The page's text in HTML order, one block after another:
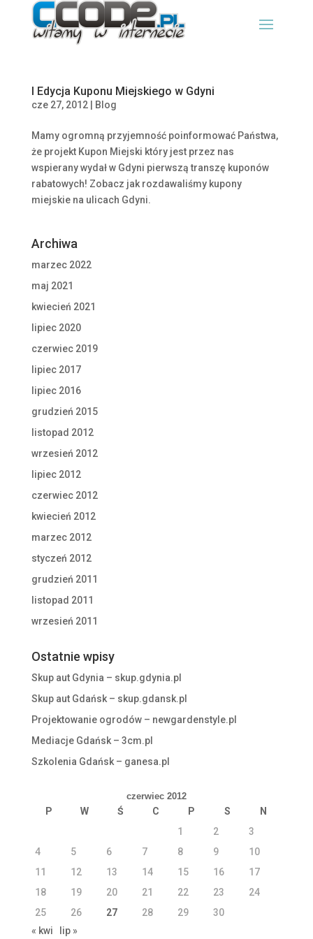
I Edycja Kuponu Miejskiego w Gdyni
cze 27, 2012| Blog
Mamy ogromną przyjemność poinformować Państwa,
że projekt Kupon Miejski który jest przez nas
wspierany wydał w Gdyni pierwszą transzę kuponów
rabatowych! Zobacz jak rozdawaliśmy kupony
miejskie na ulicach Gdyni.
Archiwa
marzec 2022
maj 2021
kwiecień 2021
lipiec 2020
czerwiec 2019
lipiec 2017
lipiec 2016
grudzień 2015
listopad 2012
wrzesień 2012
lipiec 2012
czerwiec 2012
kwiecień 2012
marzec 2012
styczeń 2012
grudzień 2011
listopad 2011
wrzesień 2011
Ostatnie wpisy
Skup aut Gdynia – skup.gdynia.pl
Skup aut Gdańsk – skup.gdansk.pl
Projektowanie ogrodów – newgardenstyle.pl
Mediacje Gdańsk – 3cm.pl
Szkolenia Gdańsk – ganesa.pl
czerwiec 2012
P W Ś C P S
N
1
2
3
4
5 6 7 8 9
10
11
12 13 14 15 16
17
18
19 20 21 22 23
24
25
26 27 28 29
30
« kwi
lip »